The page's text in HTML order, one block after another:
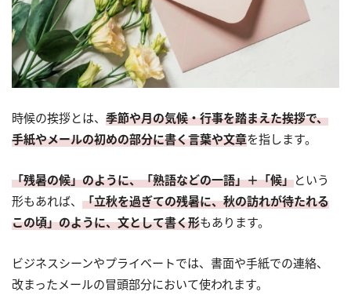
時候の挨拶とは、 季節や月の気候・行事を踏まえた挨拶で、
手紙やメールの初めの部分に書く言葉や文章を指します。
「残暑の候」のように、「熟語などの一語」＋「候」という
形もあれば、 「立秋を過ぎての残暑に、秋の訪れが待たれる
この頃」のように、文として書く形もあります。
ビジネスシーンやプライベートでは、書面や手紙での連絡、
改まったメールの冒頭部分において使われます。